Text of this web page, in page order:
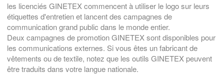
les licenciés GINETEX commencent à utiliser le logo sur leurs
étiquettes d'entretien et lancent des campagnes de
communication grand public dans le monde entier.
Deux campagnes de promotion GINETEX sont disponibles pour
les communications externes. Si vous êtes un fabricant de
vêtements ou de textile, notez que les outils GINETEX peuvent
être traduits dans votre langue nationale.